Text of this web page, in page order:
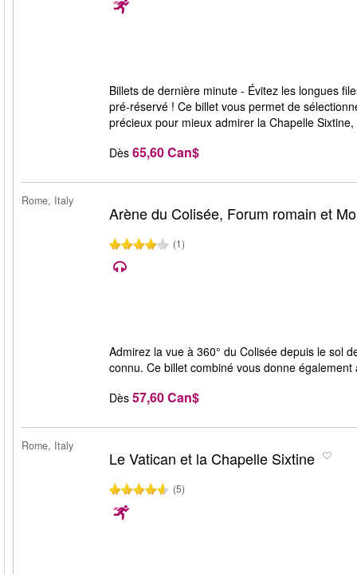
Billets de dernière minute - Évitez les longues
pré-réservé ! Ce billet vous permet de
précieux pour mieux admirer la Chapelle
Dès 65,60 Can$
Rome, Italy
Arène du Colisée, Forum romain et
(1)
Admirez la vue à 360° du Colisée depuis le sol
connu. Ce billet combiné vous donne
Dès 57,60 Can$
Rome, Italy
Le Vatican et la Chapelle Sixtine
(5)